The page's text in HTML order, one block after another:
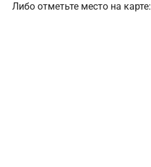
Либо отметьте место на карте: